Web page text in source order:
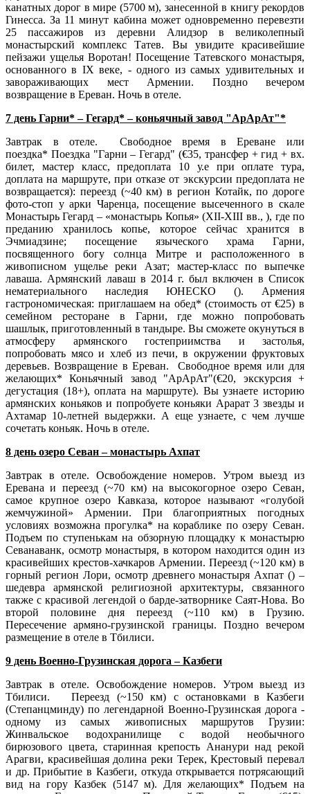
канатных дорог в мире (5700 м), занесенной в книгу рекордов
Гинесса. За 11 минут кабина может одновременно перевезти
25 пассажиров из деревни Алидзор в великолепный
монастырский комплекс Татев. Вы увидите красивейшие
пейзажи ущелья Воротан! Посещение Татевского монастыря,
основанного в IX веке, - одного из самых удивительных и
завораживающих мест Армении. Поздно вечером
возвращение в Ереван. Ночь в отеле.
7 день Гарни* – Гегард* – коньячный завод "АрАрАт"*
Завтрак в отеле. Свободное время в Ереване или
поездка* Поездка "Гарни – Гегард" (€35, трансфер + гид + вх.
билет, мастер класс, предоплата 10 у.е при оплате тура,
доплата на маршруте, при отказе от экскурсии предоплата не
возвращается): переезд (~40 км) в регион Котайк, по дороге
фото-стоп у арки Чаренца, посещение высеченного в скале
Монастырь Гегард – «монастырь Копья» (XII-XIII вв., ), где по
преданию хранилось копье, которое сейчас хранится в
Эчмиадзине; посещение языческого храма Гарни,
посвященного богу солнца Митре и расположенного в
живописном ущелье реки Азат; мастер-класс по выпечке
лаваша. Армянский лаваш в 2014 г. был включен в Список
нематериального наследия ЮНЕСКО (). Армения
гастрономическая: приглашаем на обед* (стоимость от €25) в
семейном ресторане в Гарни, где можно попробовать
шашлык, приготовленный в тандыре. Вы сможете окунуться в
атмосферу армянского гостеприимства и застолья,
попробовать мясо и хлеб из печи, в окружении фруктовых
деревьев. Возвращение в Ереван. Свободное время или для
желающих* Коньячный завод "АрАрАт"(€20, экскурсия +
дегустация (18+), оплата на маршруте). Вы узнаете историю
армянских коньяков и попробуете коньяки Арарат 3 звезды и
Ахтамар 10-летней выдержки. А еще узнаете, с чем лучше
сочетать коньяк. Ночь в отеле.
8 день озеро Севан – монастырь Ахпат
Завтрак в отеле. Освобождение номеров. Утром выезд из
Еревана и переезд (~70 км) на высокогорное озеро Севан,
самое крупное озеро Кавказа, которое называют «голубой
жемчужиной» Армении. При благоприятных погодных
условиях возможна прогулка* на кораблике по озеру Севан.
Подъем по ступенькам на обзорную площадку к монастырю
Севанаванк, осмотр монастыря, в котором находится один из
красивейших крестов-хачкаров Армении. Переезд (~120 км) в
горный регион Лори, осмотр древнего монастыря Ахпат () –
шедевра армянской религиозной архитектуры, связанного
также с красивой легендой о барде-затворнике Саят-Нова. Во
второй половине дня переезд (~110 км) в Грузию.
Пересечение армяно-грузинской границы. Поздно вечером
размещение в отеле в Тбилиси.
9 день Военно-Грузинская дорога – Казбеги
Завтрак в отеле. Освобождение номеров. Утром выезд из
Тбилиси. Переезд (~150 км) с остановками в Казбеги
(Степанцминду) по легендарной Военно-Грузинская дорога -
одному из самых живописных маршрутов Грузии:
Жинвальское водохранилище с водой необычного
бирюзового цвета, старинная крепость Ананури над рекой
Арагви, красивейшая долина реки Терек, Крестовый перевал
и др. Прибытие в Казбеги, откуда открывается потрясающий
вид на гору Казбек (5147 м). Для желающих* Подъем на